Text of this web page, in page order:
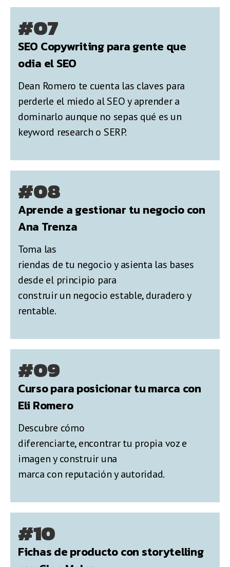
#07
SEO Copywriting para gente que
odia el SEO
Dean Romero te cuenta las claves para
perderle el miedo al SEO y aprender a
dominarlo aunque no sepas qué es un
keyword research o SERP.
#08
Aprende a gestionar tu negocio con
Ana Trenza
Toma las
riendas de tu negocio y asienta las bases
desde el principio para
construir un negocio estable, duradero y
rentable.
#09
Curso para posicionar tu marca con
Eli Romero
Descubre cómo
diferenciarte, encontrar tu propia voz e
imagen y construir una
marca con reputación y autoridad.
#10
Fichas de producto con storytelling